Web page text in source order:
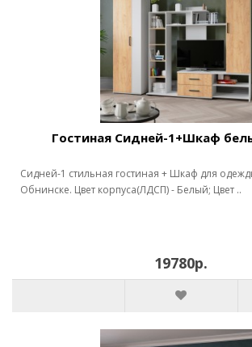
Гостиная Сидней-1+Шкаф
Сидней-1 стильная гостиная + Шкаф для
Обнинске. Цвет корпуса(ЛДСП) - Белый; Цвет ..
19780р.